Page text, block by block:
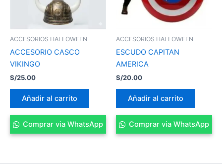
ACCESORIOS HALLOWEEN
ACCESORIO CASCO
VIKINGO
S/25.00
Añadir al carrito
Comprar via WhatsApp
ACCESORIOS HALLOWEEN
ESCUDO CAPITAN
AMERICA
S/20.00
Añadir al carrito
Comprar via WhatsApp